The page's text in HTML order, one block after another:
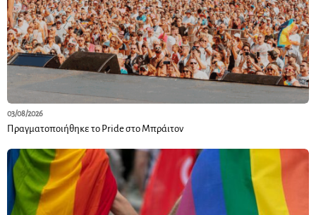
03/08/2026
Πραγματοποιήθηκε το Pride στο Μπράιτον